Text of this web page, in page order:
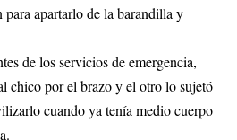
para apartarlo de la barandilla y
de los servicios de emergencia,
chico por el brazo y el otro lo sujetó
cuando ya tenía medio cuerpo